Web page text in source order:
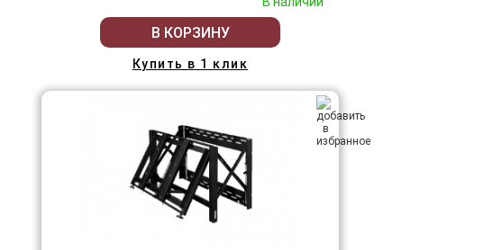
В КОРЗИНУ
Купить в 1 клик